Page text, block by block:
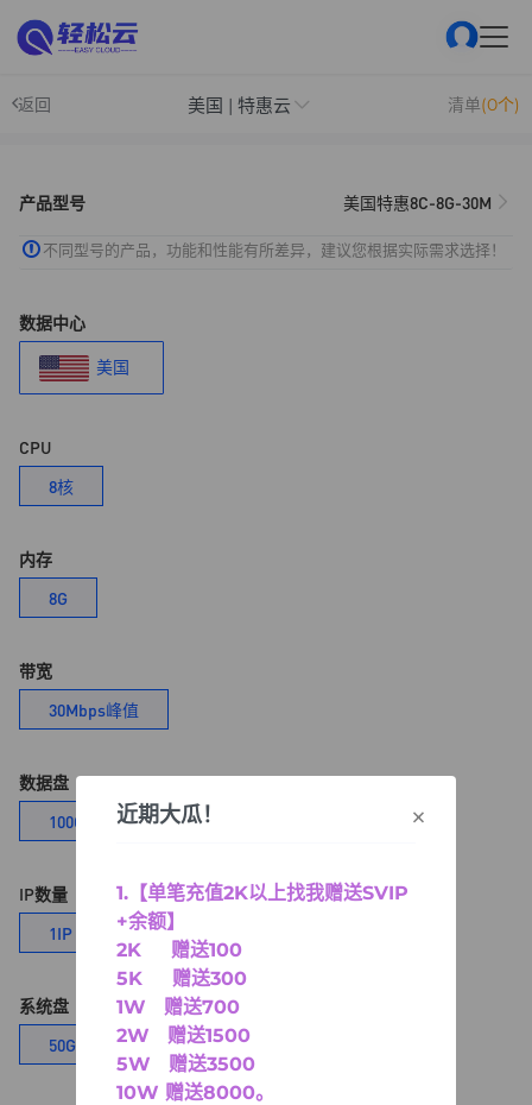
返回 美国 | 特惠云 清单(0个)
产品型号 美国特惠8C-8G-30M
不同型号的产品，功能和性能有所差异，建议您根据实际需求选择！
数据中心
美国
CPU
8核
内存
8G
带宽
30Mbps峰值
数据盘
100G
IP数量
1IP
系统盘
50G
近期大瓜！
1.【单笔充值2K以上找我赠送SVIP
+余额】
2K 赠送100
5K 赠送300
1W 赠送700
2W 赠送1500
5W 赠送3500
10W 赠送8000。
×